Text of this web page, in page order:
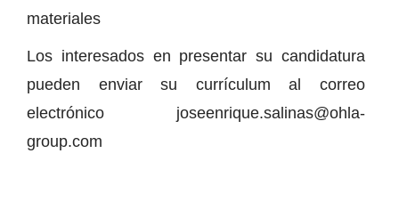
materiales
Los interesados en presentar su candidatura
pueden enviar su currículum al correo
electrónico joseenrique.salinas@ohla-
group.com